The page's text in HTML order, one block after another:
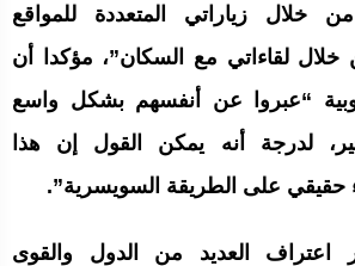
زياراتي المتعددة للمواقع
خلال لقاءاتي مع السكان”، مؤكدا أن
“عبروا عن أنفسهم بشكل واسع
لدرجة أنه يمكن القول إن هذا
حقيقي على الطريقة السويسرية”.
العديد من الدول والقوى